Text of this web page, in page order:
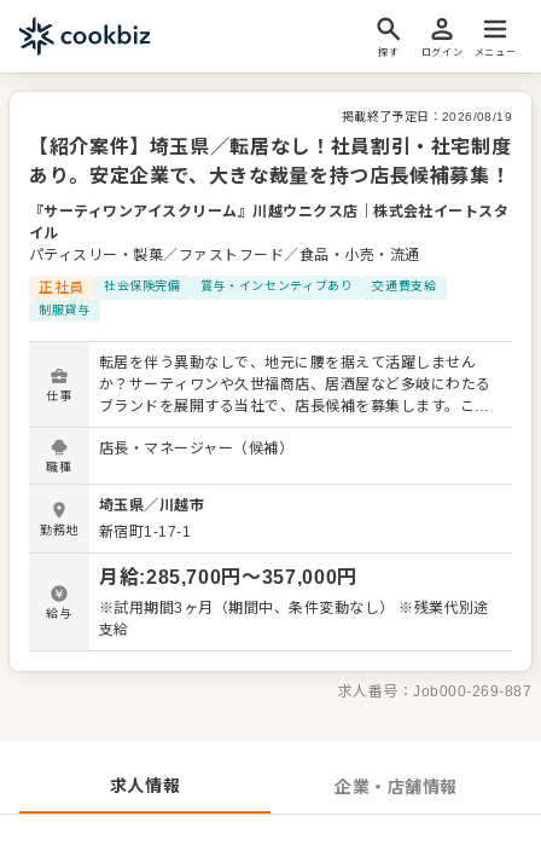
探す ログイン メニュー
掲載終了予定日： 2026/08/19
【紹介案件】埼玉県／転居なし！社員割引・社宅制度
あり。安定企業で、大きな裁量を持つ店長候補募集！
『サーティワンアイスクリーム』川越ウニクス店 ｜株式会社イートスタ
イル
パティスリー・製菓／ファストフード／食品・小売・流通
正社員
社会保険完備 賞与・インセンティブあり
交通費支給
制服貸与
仕事
転居を伴う異動なしで、地元に腰を据えて活躍しません
か？サーティワンや久世福商店、居酒屋など多岐にわたる
ブランドを展開する当社で、店長候補を募集します。これ
までの店長経験を活かし、大きな裁量をもって店舗を動か
してくださる方をお待ちしています。 主な業務は、売上管
た店舗運営のマネジメント全般です。あなたのリーダーシ
ップで、お客様に愛され、スタッフが生き生きと働ける理
想の店舗を創り上げてください。 運営ブランドが多岐にわ
たるため、様々な業態でスキルを磨けるのも魅力です。希
望すれば新店舗立ち上げへの挑戦も可能。風通しの良い社
風と高い定着率が自慢です。 ＜おすすめポイント＞ 転居を
伴う異動なしで腰を据えて働けます。社員割引や借上げ社
さ」を証明。希望により新店舗立ち上げに挑戦可能です。
職種
店長・マネージャー（候補）
勤務地
埼玉県／川越市
新宿町1-17-1
給与
月給:285,700円〜357,000円
※試用期間3ヶ月（期間中、条件変動なし） ※残業代別途
支給
求人番号：Job000-269-887
求人情報 企業・店舗情報